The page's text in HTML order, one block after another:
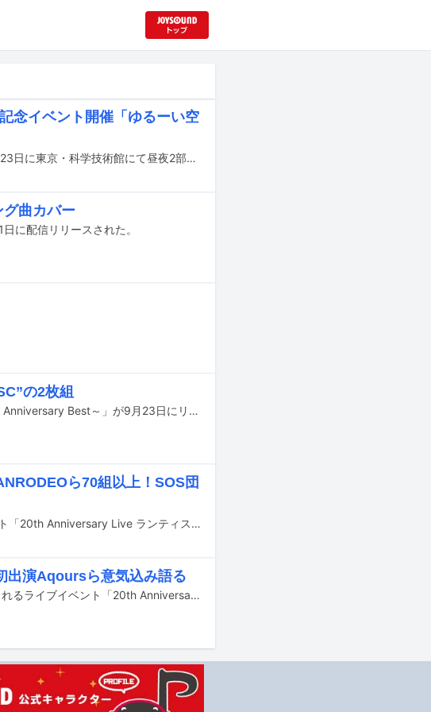
念イベント開催「ゆるーい空
伊藤かな恵のイベント「伊藤家のBirthday Party♪2024」が、11月23日に東京・科学技術館にて昼夜2部制で行われる。
曲カバー
に配信リリースされた。
の2枚組
nano.RIPEのベストアルバム「月に棲む星のうた～nano.RIPE 10th Anniversary Best～」が9月23日にリリースされる。
ら70組以上！SOS団
6月21～23日に幕張メッセ国際展示場9～11ホールでライブイベント「20th Anniversary Live ランティス祭り2019 A・R・I・G・A・T・O ANISONG」が開催された。
出演Aqoursら意気込み語る
2019年6月21～23日に幕張メッセ国際展示場9～11ホールで開催されるライブイベント「20th Anniversaryランティス祭り2019 A・R・I・G・A・T・O ANISONG｣。本公演の記者発表会が本日11月26日に東京・ウェスティンホテル東京で行われた。